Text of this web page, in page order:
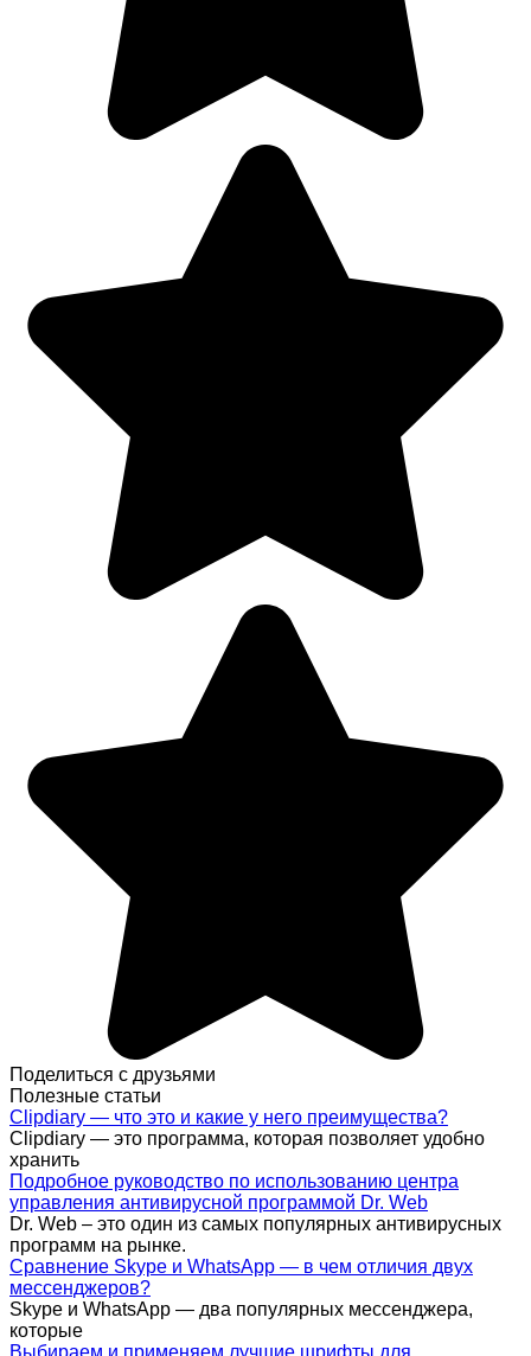
Поделиться с друзьями
Полезные статьи
Clipdiary — что это и какие у него преимущества?
Clipdiary — это программа, которая позволяет удобно
хранить
Подробное руководство по использованию центра
управления антивирусной программой Dr. Web
Dr. Web – это один из самых популярных антивирусных
программ на рынке.
Сравнение Skype и WhatsApp — в чем отличия двух
мессенджеров?
Skype и WhatsApp — два популярных мессенджера,
которые